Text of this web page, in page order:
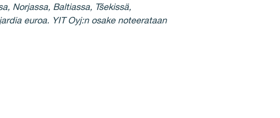
Norjassa, Baltiassa, Tšekissä,
euroa. YIT Oyj:n osake noteerataan